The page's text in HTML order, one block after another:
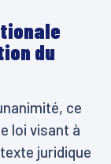
du
ce
loi visant à
juridique